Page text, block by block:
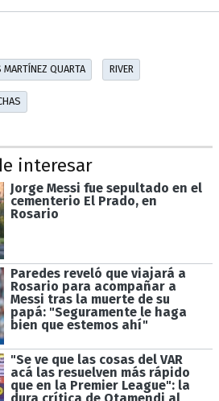
MARTÍNEZ QUARTA RIVER
interesar
Jorge Messi fue sepultado en el
cementerio El Prado, en
Rosario
Paredes reveló que viajará a
Rosario para acompañar a
Messi tras la muerte de su
papá: "Seguramente le haga
bien que estemos ahí"
"Se ve que las cosas del VAR
acá las resuelven más rápido
que en la Premier League": la